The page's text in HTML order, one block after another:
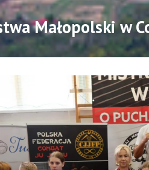
Małopolski w